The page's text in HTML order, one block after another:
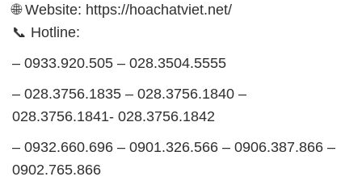
🌐 Website: https://hoachatviet.net/
📞 Hotline:
– 0933.920.505 – 028.3504.5555
– 028.3756.1835 – 028.3756.1840 –
028.3756.1841- 028.3756.1842
– 0932.660.696 – 0901.326.566 – 0906.387.866 –
0902.765.866